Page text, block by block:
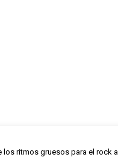
ritmos gruesos para el rock